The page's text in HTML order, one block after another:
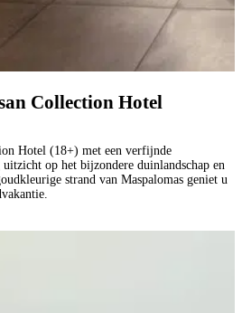
Collection Hotel
Hotel (18+) met een verfijnde
op het bijzondere duinlandschap en
strand van Maspalomas geniet u